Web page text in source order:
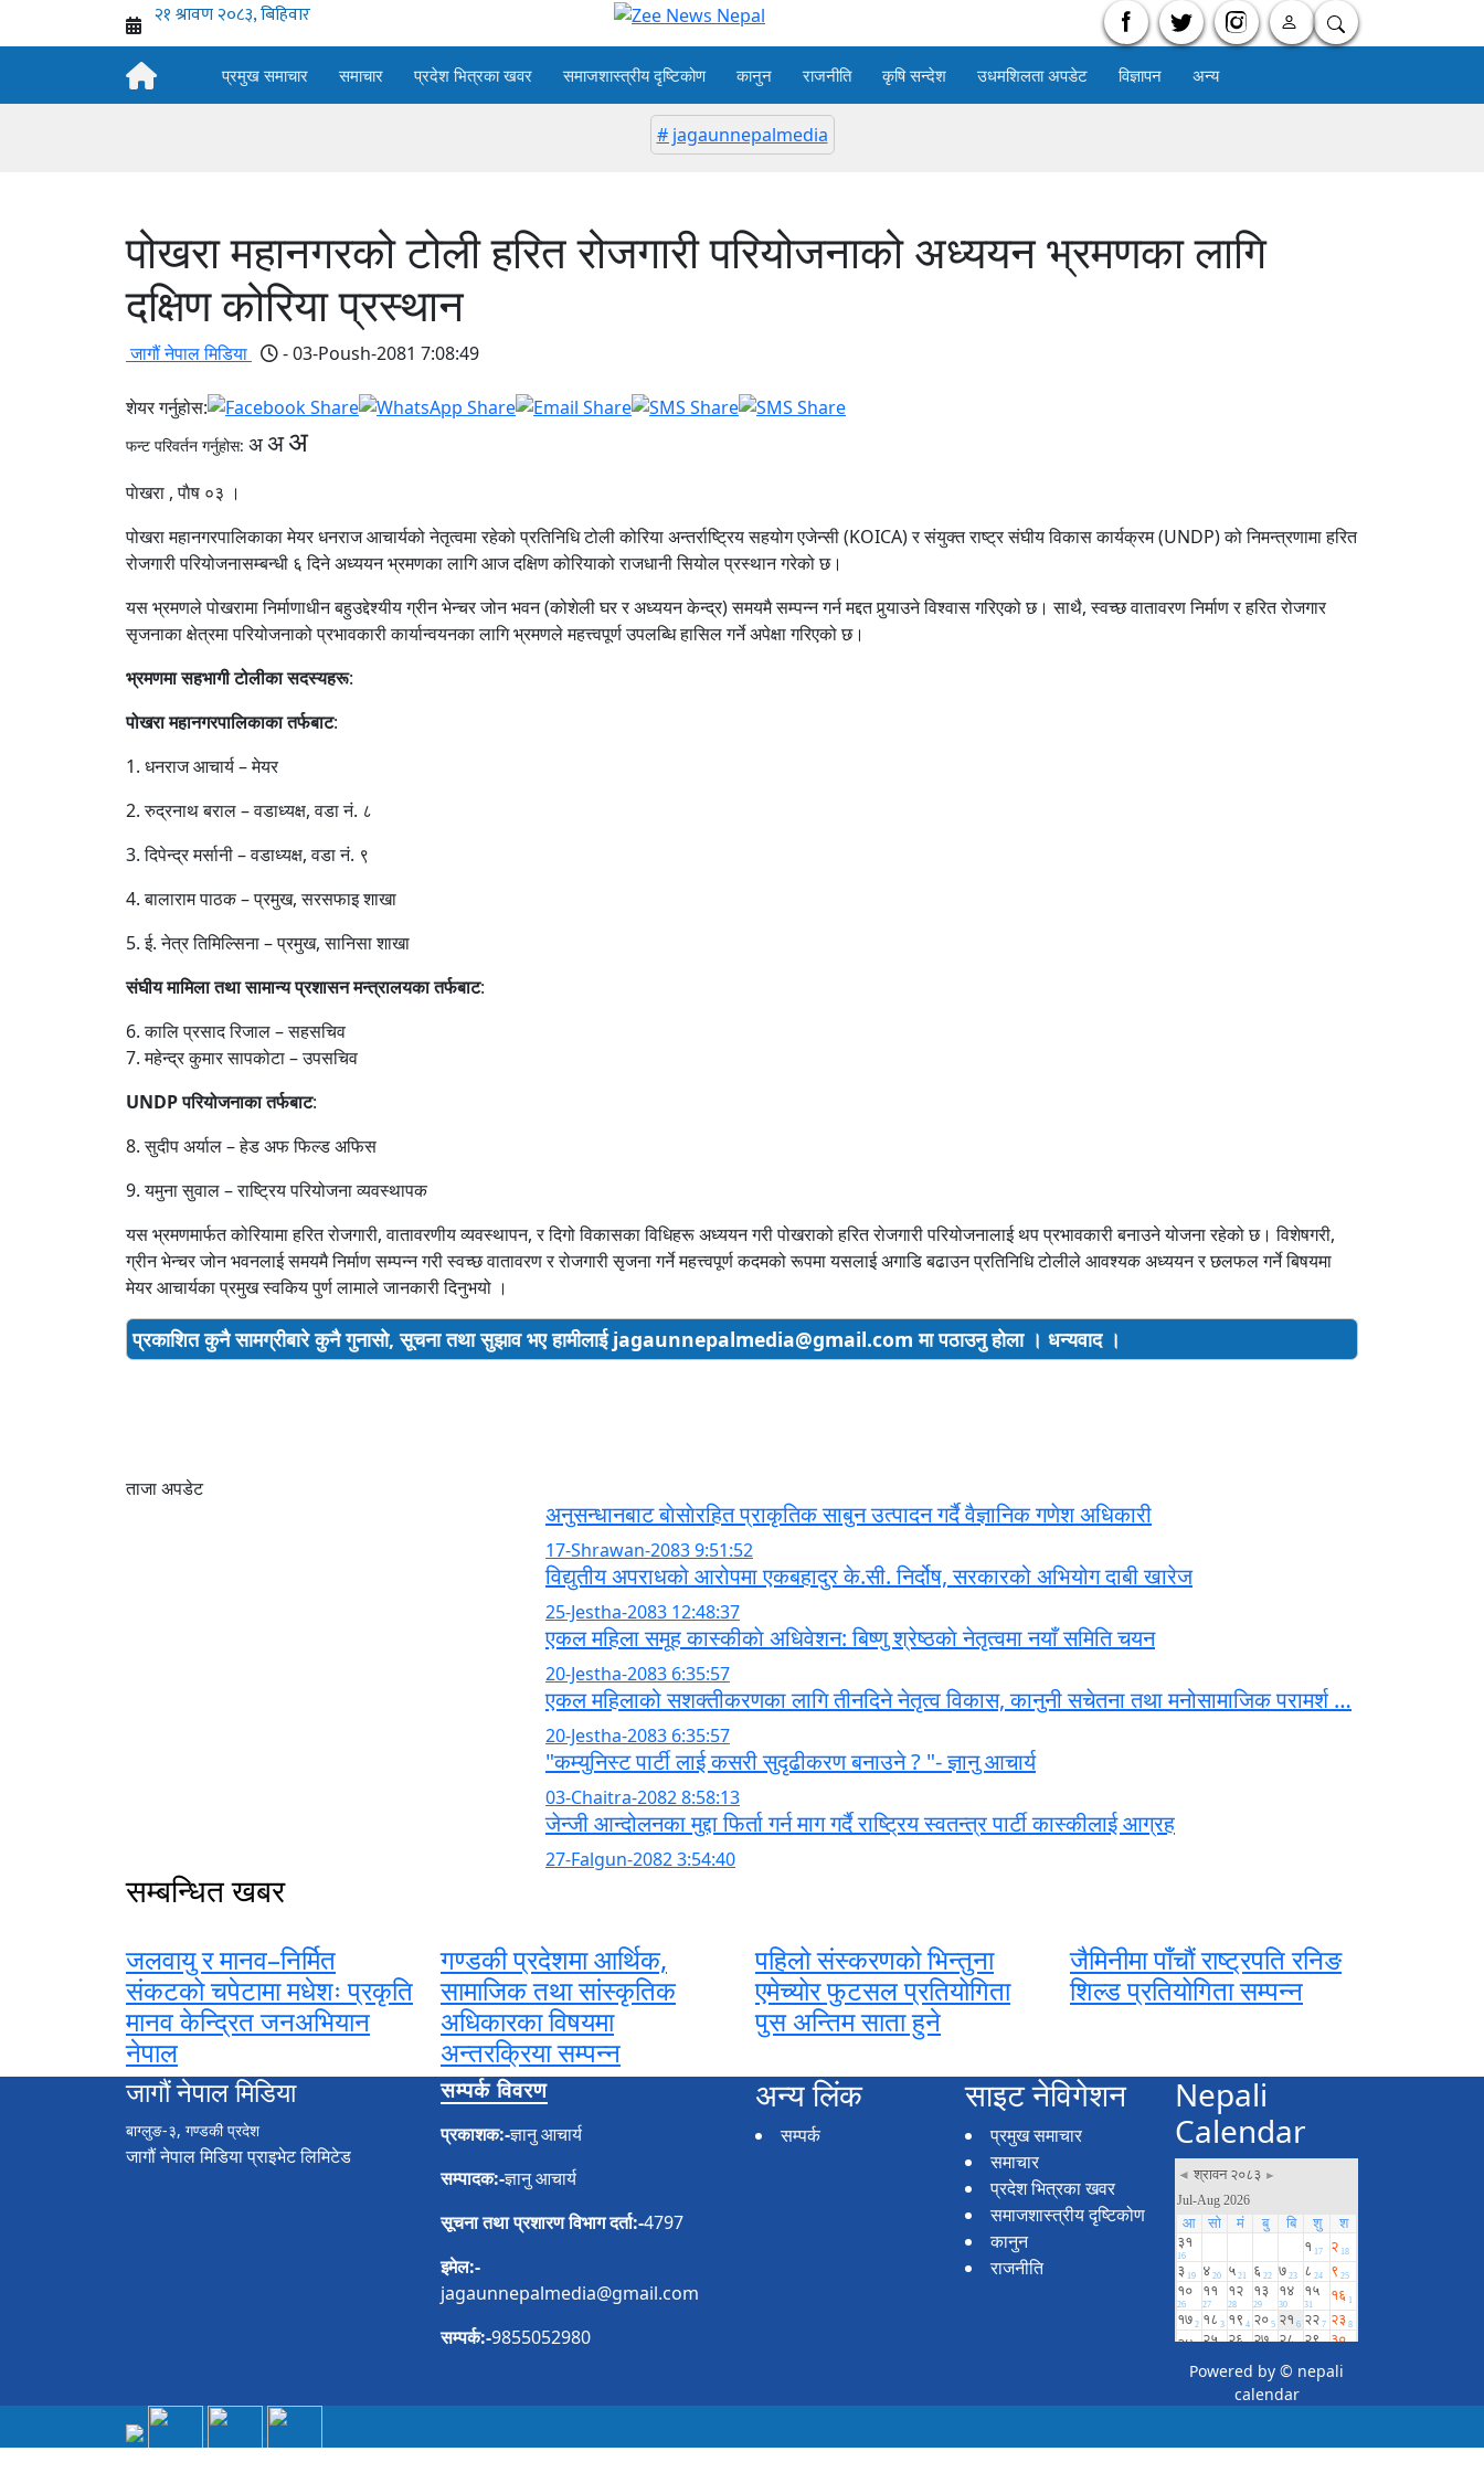
प्रमुख समाचार समाचार प्रदेश भित्रका खवर समाजशास्त्रीय दृष्टिकोण कानुन राजनीति कृषि सन्देश उधमशिलता अपडेट विज्ञापन अन्य
# jagaunnepalmedia
पोखरा महानगरको टोली हरित रोजगारी परियोजनाको अध्ययन भ्रमणका लागि
दक्षिण कोरिया प्रस्थान
जागौं नेपाल मिडिया - 03-Poush-2081 7:08:49
शेयर गर्नुहोस:
फन्ट परिवर्तन गर्नुहोस: अअअ
पाेखरा , पाैष ०३ ।
पोखरा महानगरपालिकाका मेयर धनराज आचार्यको नेतृत्वमा रहेको प्रतिनिधि टोली कोरिया अन्तर्राष्ट्रिय सहयोग एजेन्सी (KOICA) र संयुक्त राष्ट्र संघीय विकास कार्यक्रम (UNDP) को निमन्त्रणामा हरित
रोजगारी परियोजनासम्बन्धी ६ दिने अध्ययन भ्रमणका लागि आज दक्षिण कोरियाको राजधानी सियोल प्रस्थान गरेको छ।
यस भ्रमणले पोखरामा निर्माणाधीन बहुउद्देश्यीय ग्रीन भेन्चर जोन भवन (कोशेली घर र अध्ययन केन्द्र) समयमै सम्पन्न गर्न मद्दत पुर्‍याउने विश्वास गरिएको छ। साथै, स्वच्छ वातावरण निर्माण र हरित रोजगार
सृजनाका क्षेत्रमा परियोजनाको प्रभावकारी कार्यान्वयनका लागि भ्रमणले महत्त्वपूर्ण उपलब्धि हासिल गर्ने अपेक्षा गरिएको छ।
भ्रमणमासहभागीटोलीकासदस्यहरू:
पोखरामहानगरपालिकाकातर्फबाट:
1. धनराज आचार्य – मेयर
2. रुद्रनाथ बराल – वडाध्यक्ष, वडा नं. ८
3. दिपेन्द्र मर्सानी – वडाध्यक्ष, वडा नं. ९
4. बालाराम पाठक – प्रमुख, सरसफाइ शाखा
5. ई. नेत्र तिमिल्सिना – प्रमुख, सानिसा शाखा
संघीयमामिलातथासामान्यप्रशासनमन्त्रालयकातर्फबाट:
6. कालि प्रसाद रिजाल – सहसचिव
7. महेन्द्र कुमार सापकोटा – उपसचिव
UNDPपरियोजनाकातर्फबाट:
8. सुदीप अर्याल – हेड अफ फिल्ड अफिस
9. यमुना सुवाल – राष्ट्रिय परियोजना व्यवस्थापक
यस भ्रमणमार्फत कोरियामा हरित रोजगारी, वातावरणीय व्यवस्थापन, र दिगो विकासका विधिहरू अध्ययन गरी पोखराको हरित रोजगारी परियोजनालाई थप प्रभावकारी बनाउने योजना रहेको छ। विशेषगरी,
ग्रीन भेन्चर जोन भवनलाई समयमै निर्माण सम्पन्न गरी स्वच्छ वातावरण र रोजगारी सृजना गर्ने महत्त्वपूर्ण कदमको रूपमा यसलाई अगाडि बढाउन प्रतिनिधि टोलीले आवश्यक अध्ययन र छलफल गर्ने बिषयमा
मेयर आचार्यका प्रमुख स्वकिय पुर्ण लामाले जानकारी दिनुभयो ।
प्रकाशित कुनै सामग्रीबारे कुनै गुनासो, सूचना तथा सुझाव भए हामीलाईjagaunnepalmedia@gmail.com मा पठाउनु होला । धन्यवाद ।
ताजा अपडेट
अनुसन्धानबाट बाेसाेरहित प्राकृतिक साबुन उत्पादन गर्दै वैज्ञानिक गणेश अधिकारी
17-Shrawan-2083 9:51:52
विद्युतीय अपराधको आरोपमा एकबहादुर के.सी. निर्दोष, सरकारको अभियोग दाबी खारेज
25-Jestha-2083 12:48:37
एकल महिला समूह कास्कीकाे अधिवेशन: बिष्णु श्रेष्ठकाे नेतृत्वमा नयाँ समिति चयन
20-Jestha-2083 6:35:57
एकल महिलाको सशक्तीकरणका लागि तीनदिने नेतृत्व विकास, कानुनी सचेतना तथा मनोसामाजिक परामर्श …
20-Jestha-2083 6:35:57
"कम्युनिस्ट पार्टी लाई कसरी सुदृढीकरण बनाउने ? "- ज्ञानु आचार्य
03-Chaitra-2082 8:58:13
जेन्जी आन्दोलनका मुद्दा फिर्ता गर्न माग गर्दै राष्ट्रिय स्वतन्त्र पार्टी कास्कीलाई आग्रह
27-Falgun-2082 3:54:40
सम्बन्धित खबर
जलवायु र मानव–निर्मित
संकटको चपेटामा मधेशः प्रकृति
मानव केन्द्रित जनअभियान
नेपाल
गण्डकी प्रदेशमा आर्थिक,
सामाजिक तथा सांस्कृतिक
अधिकारका विषयमा
अन्तरक्रिया सम्पन्न
पहिलो संस्करणको भिन्तुना
एमेच्योर फुटसल प्रतियोगिता
पुस अन्तिम साता हुने
जैमिनीमा पाँचौं राष्ट्रपति रनिङ
शिल्ड प्रतियोगिता सम्पन्न
जागौं नेपाल मिडिया
बाग्लुङ-३, गण्डकी प्रदेश
जागौं नेपाल मिडिया प्राइभेट लिमिटेड
सम्पर्क विवरण
प्रकाशक:-ज्ञानु आचार्य
सम्पादक:-ज्ञानु आचार्य
सूचना तथा प्रशारण विभाग दर्ता:-4797
इमेल:-
jagaunnepalmedia@gmail.com
सम्पर्क:-9855052980
अन्य लिंक
सम्पर्क
साइट नेविगेशन
प्रमुख समाचार
समाचार
प्रदेश भित्रका खवर
समाजशास्त्रीय दृष्टिकोण
कानुन
राजनीति
Nepali
Calendar
Powered by © nepali
calendar